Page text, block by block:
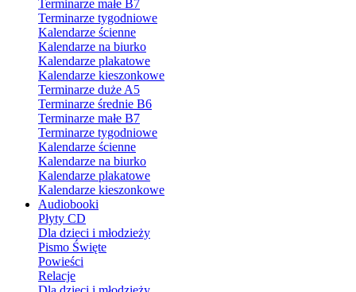
Terminarze małe B7
Terminarze tygodniowe
Kalendarze ścienne
Kalendarze na biurko
Kalendarze plakatowe
Kalendarze kieszonkowe
Terminarze duże A5
Terminarze średnie B6
Terminarze małe B7
Terminarze tygodniowe
Kalendarze ścienne
Kalendarze na biurko
Kalendarze plakatowe
Kalendarze kieszonkowe
Audiobooki
Płyty CD
Dla dzieci i młodzieży
Pismo Święte
Powieści
Relacje